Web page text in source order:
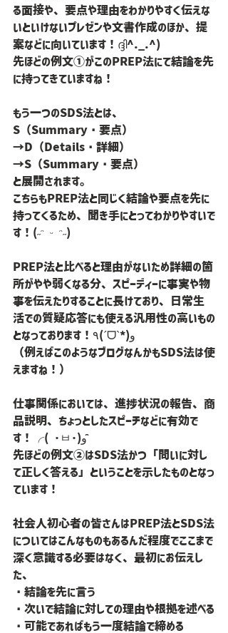
る面接や、要点や理由をわかりやすく伝えな
いといけないプレゼンや文書作成のほか、提
案などに向いています！ദ്ദി^._.^)
先ほどの例文①がこのPREP法にて結論を先
に持ってきていますね！
もう一つのSDS法とは、
S（Summary・要点）
→D（Details・詳細）
→S（Summary・要点）
と展開されます。
こちらもPREP法と同じく結論や要点を先に
持ってくるため、聞き手にとってわかりやすいで
す！(˶ᵔ ᵕ ᵔ˶)
PREP法と比べると理由がないため詳細の箇
所がやや弱くなる分、スピーディーに事実や物
事を伝えたりすることに長けており、日常生
活での質疑応答にも使える汎用性の高いもの
となっております！٩(ˊᗜˋ*)و
（例えばこのようなブログなんかもSDS法は使
えますね！）
仕事関係においては、進捗状況の報告、商
品説明、ちょっとしたスピーチなどに有効で
す！╭( ･ㅂ･)و ̑̑
先ほどの例文②はSDS法かつ「問いに対し
て正しく答える」ということを示したものとなっ
ています！
社会人初心者の皆さんはPREP法とSDS法
についてはこんなものもあるんだ程度でここまで
深く意識する必要はなく、最初にお伝えし
た、
・結論を先に言う
・次いで結論に対しての理由や根拠を述べる
・可能であればもう一度結論で締める